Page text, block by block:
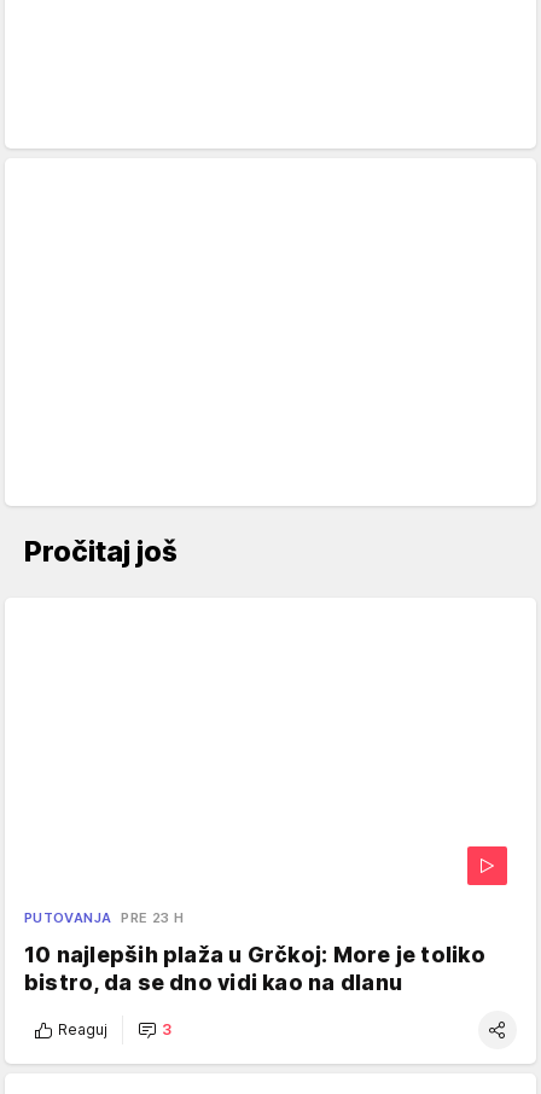
Pročitaj još
PUTOVANJA PRE 23 H
10 najlepših plaža u Grčkoj: More je toliko
bistro, da se dno vidi kao na dlanu
Reaguj 3